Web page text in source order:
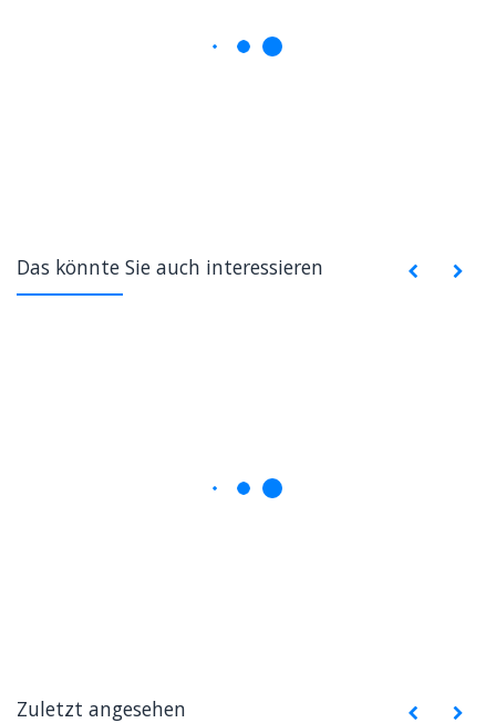
Das könnte Sie auch interessieren
Zuletzt angesehen